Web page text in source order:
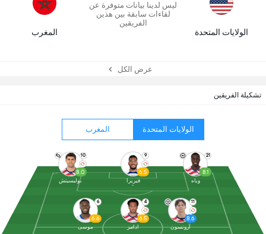
تشكيلة الفريقين
الولايات المتحدة المغرب
6
6.6
موسى
4
6.5
ادامز
11
8.6
آرونسون
10
8.0
بوليسيتش
9
6.5
فيريرا
21
8.1
وياه
الولايات المتحدة
ليس لدينا بيانات متوفرة عن
لقاءات سابقة بين هذين
الفريقين
المغرب
عرض الكل